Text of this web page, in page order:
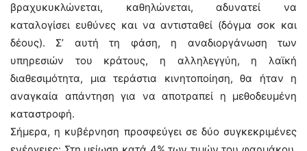
βραχυκυκλώνεται, καθηλώνεται, αδυνατεί να
καταλογίσει ευθύνες και να αντισταθεί (δόγμα σοκ και
δέους). Σ’ αυτή τη φάση, η αναδιοργάνωση των
υπηρεσιών του κράτους, η αλληλεγγύη, η λαϊκή
διαθεσιμότητα, μια τεράστια κινητοποίηση, θα ήταν η
αναγκαία απάντηση για να αποτραπεί η μεθοδευμένη
καταστροφή.
Σήμερα, η κυβέρνηση προσφεύγει σε δύο συγκεκριμένες